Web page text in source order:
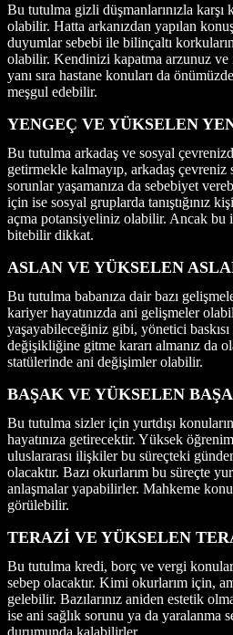
Bu tutulma gizli düşmanlarınızla karşı
olabilir. Hatta arkanızdan yapılan
duyumlar sebebi ile bilinçaltı
olabilir. Kendinizi kapatma arzunuz
yanı sıra hastane konuları da
meşgul edebilir.
YENGEÇ VE YÜKSELEN
Bu tutulma arkadaş ve sosyal
getirmekle kalmayıp, arkadaş
sorunlar yaşamanıza da sebebiyet
için ise sosyal gruplarda tanıştığınız
açma potansiyeliniz olabilir. Ancak bu
bitebilir dikkat.
ASLAN VE YÜKSELEN
Bu tutulma babanıza dair bazı
kariyer hayatınızda ani gelişmeler
yaşayabileceğiniz gibi, yönetici
değişikliğine gitme kararı almanız da
statülerinde ani değişimler olabilir.
BAŞAK VE YÜKSELEN
Bu tutulma sizler için yurtdışı
hayatınıza getirecektir. Yüksek
uluslararası ilişkiler bu süreçteki
olacaktır. Bazı okurlarım bu süreçte
anlaşmalar yapabilirler. Mahkeme
görülebilir.
TERAZİ VE YÜKSELEN
Bu tutulma kredi, borç ve vergi
sebep olacaktır. Kimi okurlarım için,
gelebilir. Bazılarınız aniden estetik
ise ani sağlık sorunu ya da yaralanma
durumunda kalabilirler.